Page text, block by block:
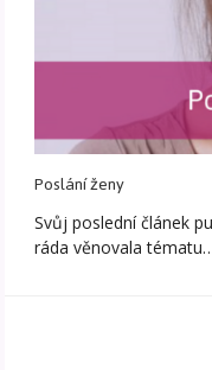
Poslání ženy
Svůj poslední článek
ráda věnovala